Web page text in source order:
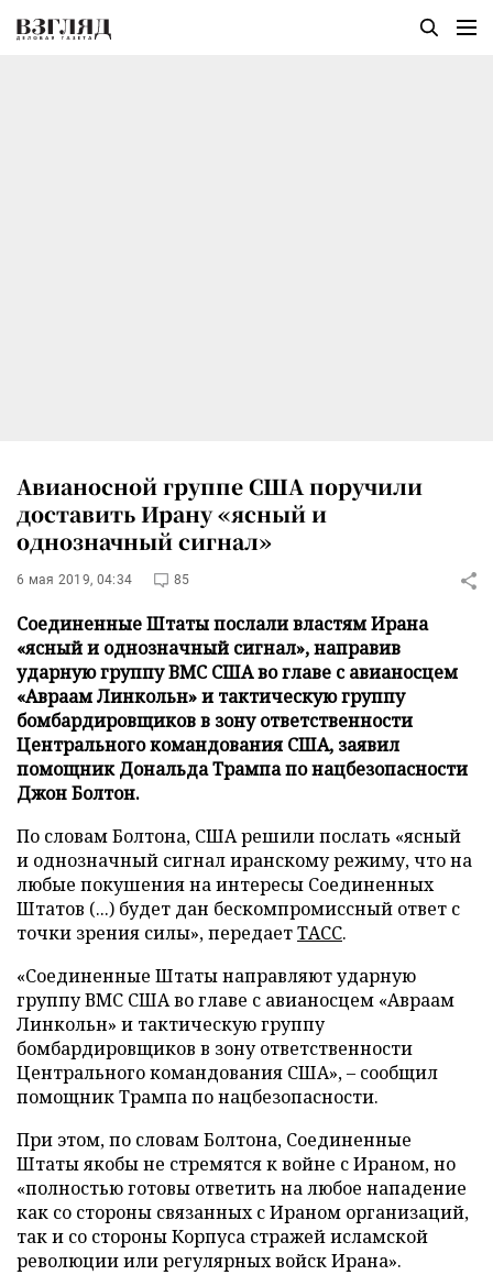
Авианосной группе США поручили
доставить Ирану «ясный и
однозначный сигнал»
6 мая 2019, 04:34 85
Соединенные Штаты послали властям Ирана
«ясный и однозначный сигнал», направив
ударную группу ВМС США во главе с авианосцем
«Авраам Линкольн» и тактическую группу
бомбардировщиков в зону ответственности
Центрального командования США, заявил
помощник Дональда Трампа по нацбезопасности
Джон Болтон.
По словам Болтона, США решили послать «ясный
и однозначный сигнал иранскому режиму, что на
любые покушения на интересы Соединенных
Штатов (...) будет дан бескомпромиссный ответ с
точки зрения силы», передаетТАСС.
«Соединенные Штаты направляют ударную
группу ВМС США во главе с авианосцем «Авраам
Линкольн» и тактическую группу
бомбардировщиков в зону ответственности
Центрального командования США», – сообщил
помощник Трампа по нацбезопасности.
При этом, по словам Болтона, Соединенные
Штаты якобы не стремятся к войне с Ираном, но
«полностью готовы ответить на любое нападение
как со стороны связанных с Ираном организаций,
так и со стороны Корпуса стражей исламской
революции или регулярных войск Ирана».